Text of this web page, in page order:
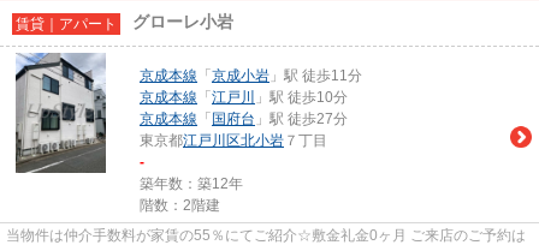
賃貸｜アパート グローレ小岩
京成本線 「 京成小岩 」駅 徒歩11分
京成本線 「 江戸川
」駅 徒歩10分
京成本線 「 国府台 」駅 徒歩27分
東京都江戸川区北小岩 ７丁目
-
築年数：築12年
階数：2階建
当物件は仲介手数料が家賃の55％にてご紹介☆敷金礼金0ヶ月 ご来店のご予約は